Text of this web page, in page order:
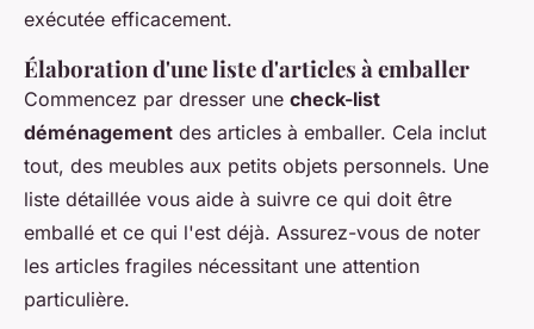
exécutée efficacement.
Élaboration d'une liste d'articles à emballer
Commencez par dresser une check-list
déménagement des articles à emballer. Cela inclut
tout, des meubles aux petits objets personnels. Une
liste détaillée vous aide à suivre ce qui doit être
emballé et ce qui l'est déjà. Assurez-vous de noter
les articles fragiles nécessitant une attention
particulière.